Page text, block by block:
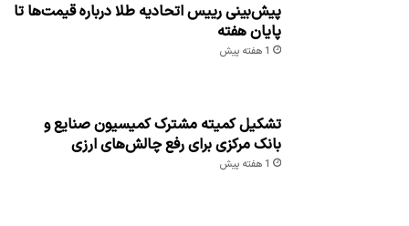
پیش‌بینی رییس اتحادیه طلا درباره قیمت‌ها تا
پایان هفته
1 هفته پیش
تشکیل کمیته مشترک کمیسیون صنایع و
بانک مرکزی برای رفع چالش‌های ارزی
1 هفته پیش